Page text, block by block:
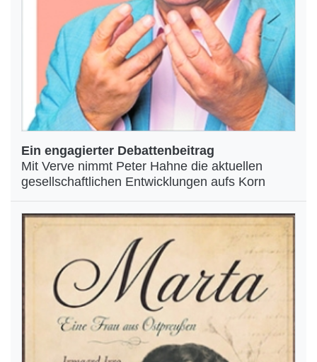
Ein engagierter Debattenbeitrag
Mit Verve nimmt Peter Hahne die aktuellen
gesellschaftlichen Entwicklungen aufs Korn